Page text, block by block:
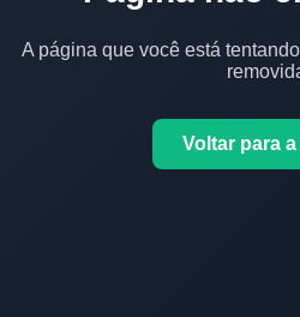
A página que você está
Voltar para